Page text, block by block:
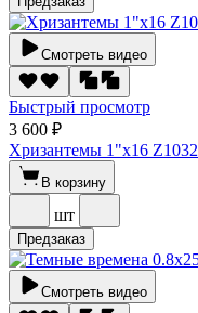
Смотреть видео
Быстрый просмотр
3 600 ₽
Хризантемы 1"х16 Z1032
В корзину
шт
Предзаказ
Смотреть видео